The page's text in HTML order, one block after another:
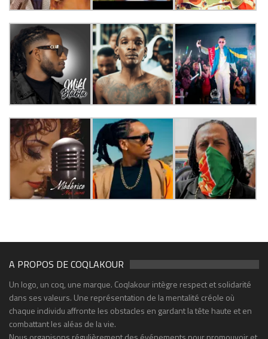
A PROPOS DE COQLAKOUR
Un logo, un coq, une marque. Coqlakour intègre respect et solidarité
dans ses valeurs. Une représentation de la mentalité créole où
chaque individu affronte les obstacles en gardant la tête haute et en
combattant les aléas de la vie.